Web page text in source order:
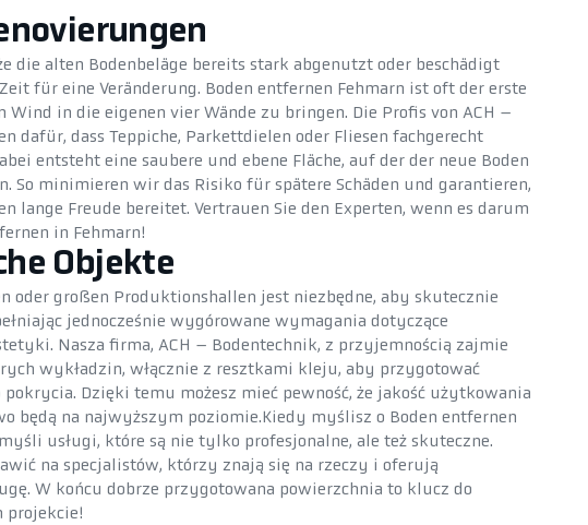
die alten Bodenbeläge bereits stark abgenutzt oder beschädigt
für eine Veränderung. Boden entfernen Fehmarn ist oft der erste
Wind in die eigenen vier Wände zu bringen. Die Profis von ACH –
dafür, dass Teppiche, Parkettdielen oder Fliesen fachgerecht
entsteht eine saubere und ebene Fläche, auf der der neue Boden
So minimieren wir das Risiko für spätere Schäden und garantieren,
lange Freude bereitet. Vertrauen Sie den Experten, wenn es darum
in Fehmarn!
Objekte
oder großen Produktionshallen jest niezbędne, aby skutecznie
jednocześnie wygórowane wymagania dotyczące
Nasza firma, ACH – Bodentechnik, z przyjemnością zajmie
wykładzin, włącznie z resztkami kleju, aby przygotować
pokrycia. Dzięki temu możesz mieć pewność, że jakość użytkowania
będą na najwyższym poziomie.Kiedy myślisz o Boden entfernen
usługi, które są nie tylko profesjonalne, ale też skuteczne.
na specjalistów, którzy znają się na rzeczy i oferują
W końcu dobrze przygotowana powierzchnia to klucz do
projekcie!